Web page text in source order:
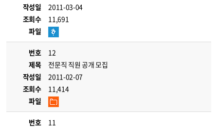
작성일
2011-03-04
조회수
11,691
파일
번호
12
제목
전문직 직원 공개 모집
작성일
2011-02-07
조회수
11,414
파일
번호
11